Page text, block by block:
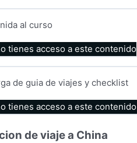
al curso
tienes acceso a este contenido
de guia de viajes y checklist
tienes acceso a este contenido
de viaje a China